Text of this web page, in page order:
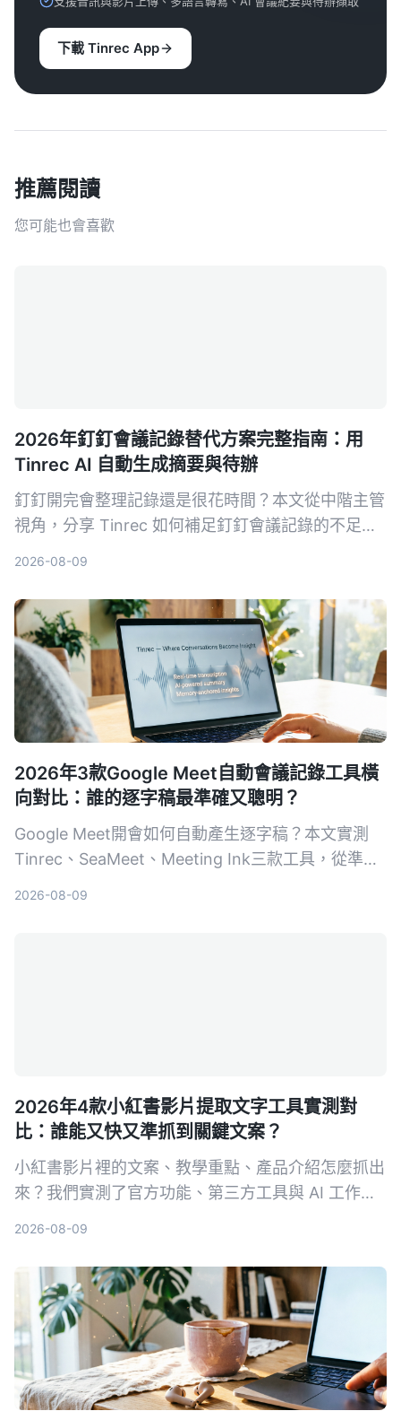
下載 Tinrec App
推薦閱讀
您可能也會喜歡
2026年釘釘會議記錄替代方案完整指南：用
Tinrec AI 自動生成摘要與待辦
釘釘開完會整理記錄還是很花時間？本文從中階主管
視角，分享 Tinrec 如何補足釘釘會議記錄的不足，
2026-08-09
2026年3款Google Meet自動會議記錄工具橫
向對比：誰的逐字稿最準確又聰明？
Google Meet開會如何自動產生逐字稿？本文實測
Tinrec、SeaMeet、Meeting Ink三款工具，從準確
2026-08-09
2026年4款小紅書影片提取文字工具實測對
比：誰能又快又準抓到關鍵文案？
小紅書影片裡的文案、教學重點、產品介紹怎麼抓出
來？我們實測了官方功能、第三方工具與 AI 工作
2026-08-09